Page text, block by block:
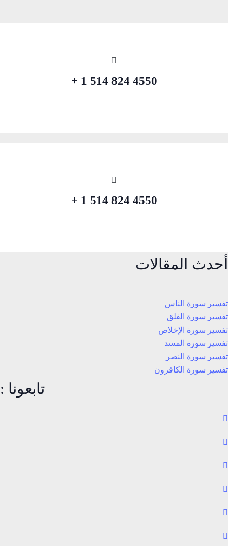
4550 824 514 1 +
4550 824 514 1 +
أحدث المقالات
تفسير سورة الناس
تفسير سورة الفلق
تفسير سورة الإخلاص
تفسير سورة المسد
تفسير سورة النصر
تفسير سورة الكافرون
تابعونا :